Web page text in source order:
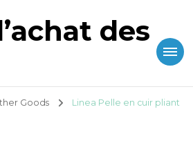
des
Goods
Linea Pelle en cuir pliant